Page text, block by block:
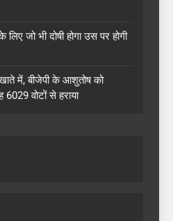
जो भी दोषी होगा उस पर होगी
में, बीजेपी के आशुतोष को
वोटों से हराया